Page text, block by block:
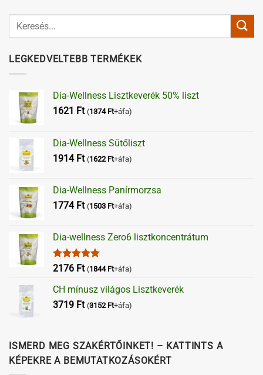
LEGKEDVELTEBB TERMÉKEK
Dia-Wellness Lisztkeverék 50% liszt
1621 Ft (1374 Ft+áfa)
Dia-Wellness Sütőliszt
1914 Ft (1622 Ft+áfa)
Dia-Wellness Panírmorzsa
1774 Ft (1503 Ft+áfa)
Dia-wellness Zero6 lisztkoncentrátum
Értékelés:
2176 Ft (1844 Ft+áfa)
CH mínusz világos Lisztkeverék
3719 Ft (3152 Ft+áfa)
ISMERD MEG SZAKÉRTŐINKET! – KATTINTS A
KÉPEKRE A BEMUTATKOZÁSOKÉRT